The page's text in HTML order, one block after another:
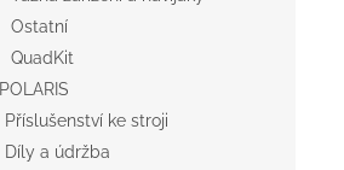
Ostatní
QuadKit
POLARIS
Příslušenství ke stroji
Díly a údržba